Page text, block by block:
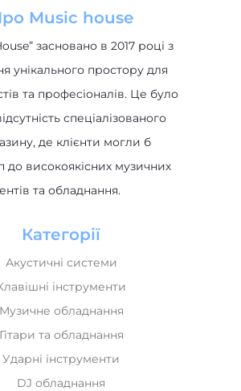
Music house
засновано в 2017 році з
унікального простору для
та професіоналів. Це було
спеціалізованого
де клієнти могли б
до високоякісних музичних
та обладнання.
Категорії
Акустичні системи
інструменти
Музичне обладнання
Гітари та обладнання
Ударні інструменти
DJ обладнання